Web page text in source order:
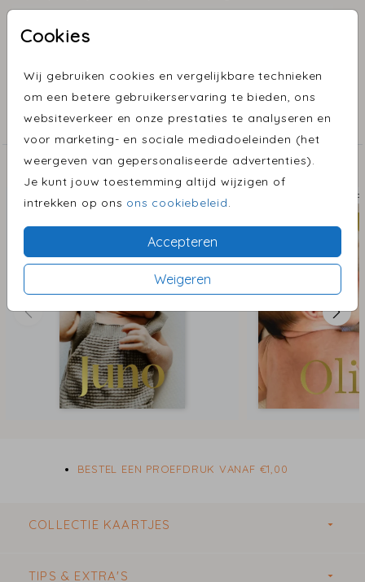
Cookies
Wij gebruiken cookies en vergelijkbare technieken
om een betere gebruikerservaring te bieden, ons
websiteverkeer en onze prestaties te analyseren en
voor marketing- en sociale mediadoeleinden (het
weergeven van gepersonaliseerde advertenties).
Je kunt jouw toestemming altijd wijzigen of
intrekken op ons ons cookiebeleid.
Accepteren
Weigeren
het geboortekaartje met een paperclip.
Het is mogelijk om folie toe te passen, meerprijs is €
1,50 per vel.
COLLECTIE
Foto's & labels
ONTDEK MEER MOOIE ONTWERPEN
BESTEL EEN PROEFDRUK VANAF €1,00
COLLECTIE KAARTJES
TIPS & EXTRA'S